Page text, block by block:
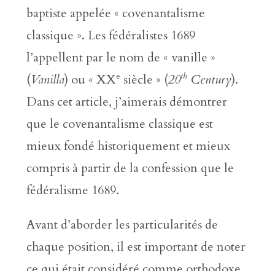
baptiste appelée « covenantalisme
classique ». Les fédéralistes 1689
l’appellent par le nom de « vanille »
(Vanilla) ou « XXe siècle » (20thCentury).
Dans cet article, j’aimerais démontrer
que le covenantalisme classique est
mieux fondé historiquement et mieux
compris à partir de la confession que le
fédéralisme 1689.
Avant d’aborder les particularités de
chaque position, il est important de noter